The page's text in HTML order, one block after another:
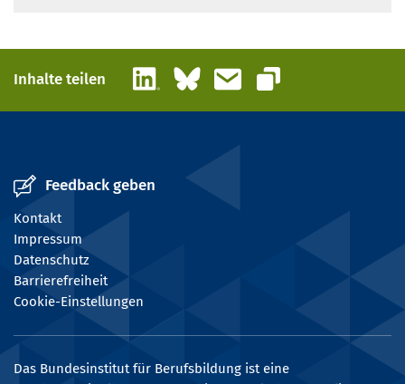
Inhalte teilen LinkedInBlueskyE-Mail
Link kopieren
Feedback geben
Kontakt
Impressum
Datenschutz
Barrierefreiheit
Cookie-Einstellungen
Das Bundesinstitut für Berufsbildung ist eine